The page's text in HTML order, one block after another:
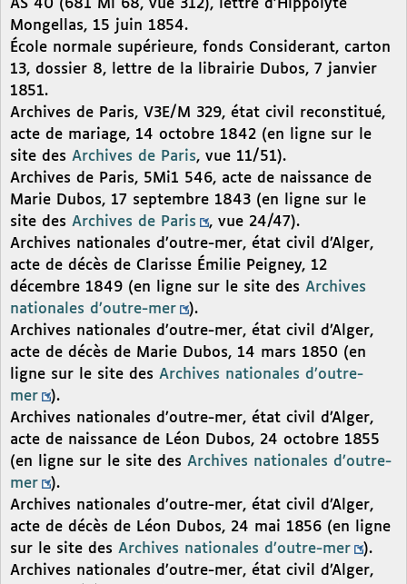
AS 40 (681 Mi 68, vue 312), lettre d’Hippolyte
Mongellas, 15 juin 1854.
École normale supérieure, fonds Considerant, carton
13, dossier 8, lettre de la librairie Dubos, 7 janvier
1851.
Archives de Paris, V3E/M 329, état civil reconstitué,
acte de mariage, 14 octobre 1842 (en ligne sur le
site des Archives de Paris, vue 11/51).
Archives de Paris, 5Mi1 546, acte de naissance de
Marie Dubos, 17 septembre 1843 (en ligne sur le
site des Archives de Paris
, vue 24/47).
Archives nationales d’outre-mer, état civil d’Alger,
acte de décès de Clarisse Émilie Peigney, 12
décembre 1849 (en ligne sur le site des Archives
nationales d’outre-mer
).
Archives nationales d’outre-mer, état civil d’Alger,
acte de décès de Marie Dubos, 14 mars 1850 (en
ligne sur le site des Archives nationales d’outre-
mer
).
Archives nationales d’outre-mer, état civil d’Alger,
acte de naissance de Léon Dubos, 24 octobre 1855
(en ligne sur le site des Archives nationales d’outre-
mer
).
Archives nationales d’outre-mer, état civil d’Alger,
acte de décès de Léon Dubos, 24 mai 1856 (en ligne
sur le site des Archives nationales d’outre-mer
).
Archives nationales d’outre-mer, état civil d’Alger,